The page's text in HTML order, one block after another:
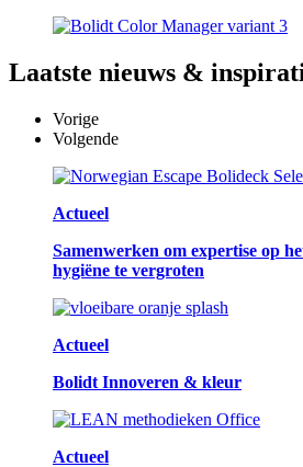
Laatste nieuws &
Vorige
Volgende
Actueel
Samenwerken om expertise op
hygiëne te vergroten
Actueel
Bolidt Innoveren & kleur
Actueel